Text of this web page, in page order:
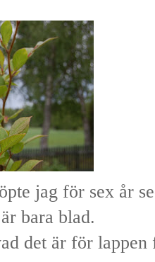
jag för sex år
bara blad.
det är för lappen